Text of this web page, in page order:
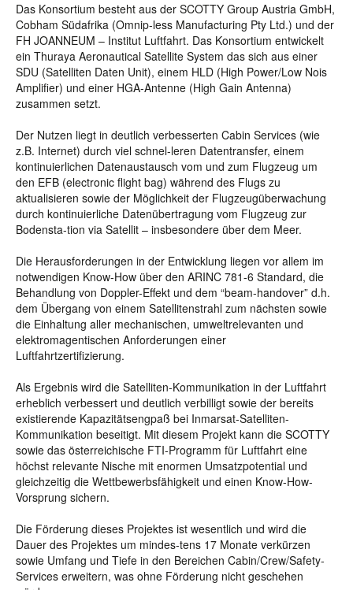
Das Konsortium besteht aus der SCOTTY Group Austria GmbH,
Cobham Südafrika (Omnip-less Manufacturing Pty Ltd.) und der
FH JOANNEUM – Institut Luftfahrt. Das Konsortium entwickelt
ein Thuraya Aeronautical Satellite System das sich aus einer
SDU (Satelliten Daten Unit), einem HLD (High Power/Low Nois
Amplifier) und einer HGA-Antenne (High Gain Antenna)
zusammen setzt.
Der Nutzen liegt in deutlich verbesserten Cabin Services (wie
z.B. Internet) durch viel schnel-leren Datentransfer, einem
kontinuierlichen Datenaustausch vom und zum Flugzeug um
den EFB (electronic flight bag) während des Flugs zu
aktualisieren sowie der Möglichkeit der Flugzeugüberwachung
durch kontinuierliche Datenübertragung vom Flugzeug zur
Bodensta-tion via Satellit – insbesondere über dem Meer.
Die Herausforderungen in der Entwicklung liegen vor allem im
notwendigen Know-How über den ARINC 781-6 Standard, die
Behandlung von Doppler-Effekt und dem “beam-handover” d.h.
dem Übergang von einem Satellitenstrahl zum nächsten sowie
die Einhaltung aller mechanischen, umweltrelevanten und
elektromagentischen Anforderungen einer
Luftfahrtzertifizierung.
Als Ergebnis wird die Satelliten-Kommunikation in der Luftfahrt
erheblich verbessert und deutlich verbilligt sowie der bereits
existierende Kapazitätsengpaß bei Inmarsat-Satelliten-
Kommunikation beseitigt. Mit diesem Projekt kann die SCOTTY
sowie das österreichische FTI-Programm für Luftfahrt eine
höchst relevante Nische mit enormen Umsatzpotential und
gleichzeitig die Wettbewerbsfähigkeit und einen Know-How-
Vorsprung sichern.
Die Förderung dieses Projektes ist wesentlich und wird die
Dauer des Projektes um mindes-tens 17 Monate verkürzen
sowie Umfang und Tiefe in den Bereichen Cabin/Crew/Safety-
Services erweitern, was ohne Förderung nicht geschehen